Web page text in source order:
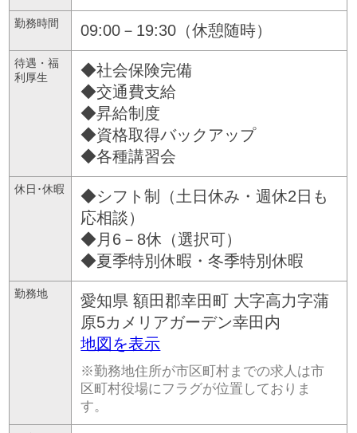
勤務時間 09:00－19:30（休憩随時）
待遇・福
利厚生
◆社会保険完備
◆交通費支給
◆昇給制度
◆資格取得バックアップ
◆各種講習会
休日･休暇
◆シフト制（土日休み・週休2日も
応相談）
◆月6－8休（選択可）
◆夏季特別休暇・冬季特別休暇
勤務地 愛知県 額田郡幸田町 大字高力字蒲
原5カメリアガーデン幸田内
地図を表示
※勤務地住所が市区町村までの求人は市
区町村役場にフラグが位置しておりま
す。